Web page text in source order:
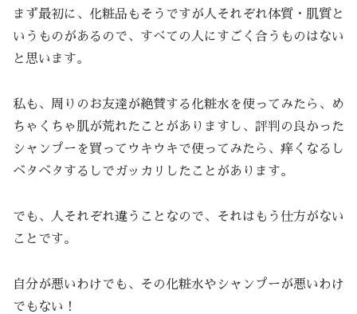
まず最初に、化粧品もそうですが人それぞれ体質・肌質と
いうものがあるので、すべての人にすごく合うものはない
と思います。
私も、周りのお友達が絶賛する化粧水を使ってみたら、め
ちゃくちゃ肌が荒れたことがありますし、評判の良かった
シャンプーを買ってウキウキで使ってみたら、痒くなるし
ベタベタするしでガッカリしたことがあります。
でも、人それぞれ違うことなので、それはもう仕方がない
ことです。
自分が悪いわけでも、その化粧水やシャンプーが悪いわけ
でもない！